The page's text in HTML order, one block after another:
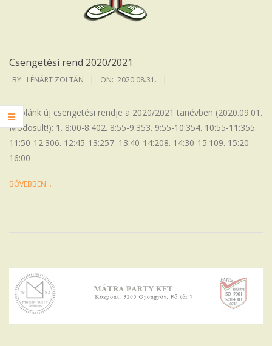
Csengetési rend 2020/2021
2020-
31
BY: LÉNÁRT ZOLTÁN ON: 2020.08.31.
Iskolánk új csengetési rendje a 2020/2021 tanévben (2020.09.01.
Módosult!): 1. 8:00-8:402. 8:55-9:353. 9:55-10:354. 10:55-11:355.
11:50-12:306. 12:45-13:257. 13:40-14:208. 14:30-15:109. 15:20-
16:00
BŐVEBBEN…